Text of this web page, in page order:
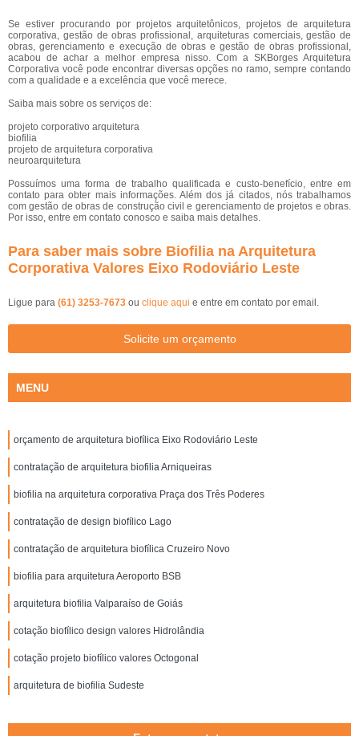
Se estiver procurando por projetos arquitetônicos, projetos de arquitetura
corporativa, gestão de obras profissional, arquiteturas comerciais, gestão de
obras, gerenciamento e execução de obras e gestão de obras profissional,
acabou de achar a melhor empresa nisso. Com a SKBorges Arquitetura
Corporativa você pode encontrar diversas opções no ramo, sempre contando
com a qualidade e a excelência que você merece.
Saiba mais sobre os serviços de:
projeto corporativo arquitetura
biofilia
projeto de arquitetura corporativa
neuroarquitetura
Possuímos uma forma de trabalho qualificada e custo-benefício, entre em
contato para obter mais informações. Além dos já citados, nós trabalhamos
com gestão de obras de construção civil e gerenciamento de projetos e obras.
Por isso, entre em contato conosco e saiba mais detalhes.
Para saber mais sobre Biofilia na Arquitetura
Corporativa Valores Eixo Rodoviário Leste
Ligue para (61) 3253-7673 ou clique aqui e entre em contato por email.
Solicite um orçamento
MENU
orçamento de arquitetura biofílica Eixo Rodoviário Leste
contratação de arquitetura biofilia Arniqueiras
biofilia na arquitetura corporativa Praça dos Três Poderes
contratação de design biofílico Lago
contratação de arquitetura biofílica Cruzeiro Novo
biofilia para arquitetura Aeroporto BSB
arquitetura biofilia Valparaíso de Goiás
cotação biofílico design valores Hidrolândia
cotação projeto biofílico valores Octogonal
arquitetura de biofilia Sudeste